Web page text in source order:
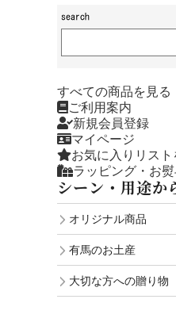
すべての商品を見る
ご利用案内
新規会員登録
マイページ
お気に入りリスト
ラッピング・お
シーン・用途か
オリジナル商品
有馬のお土産
大切な方への贈り物